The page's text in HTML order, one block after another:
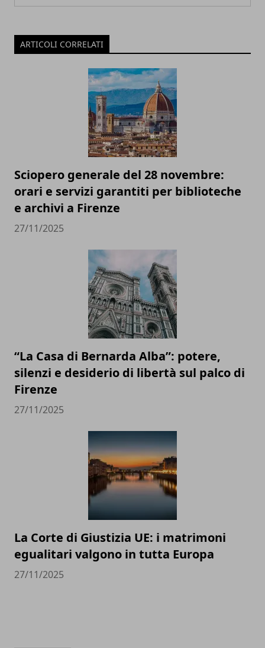
ARTICOLI CORRELATI
Sciopero generale del 28 novembre:
orari e servizi garantiti per biblioteche
e archivi a Firenze
27/11/2025
“La Casa di Bernarda Alba”: potere,
silenzi e desiderio di libertà sul palco di
Firenze
27/11/2025
La Corte di Giustizia UE: i matrimoni
egualitari valgono in tutta Europa
27/11/2025